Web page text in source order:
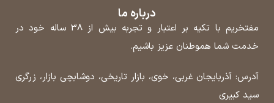
درباره ما
مفتخریم با تکیه بر اعتبار و تجربه بیش از 38 ساله خود در
خدمت شما هموطنان عزیز باشیم.
آدرس: آذربایجان غربی، خوی، بازار تاریخی، دوشابچی بازار، زرگری
سید کبیری